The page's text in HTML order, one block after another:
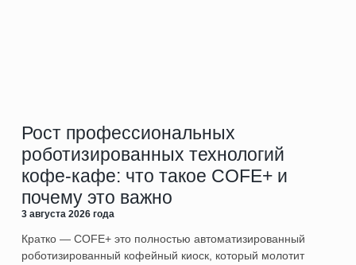
Рост профессиональных
роботизированных технологий
кофе-кафе: что такое COFE+ и
почему это важно
3 августа 2026 года
Кратко — COFE+ это полностью автоматизированный
роботизированный кофейный киоск, который молотит